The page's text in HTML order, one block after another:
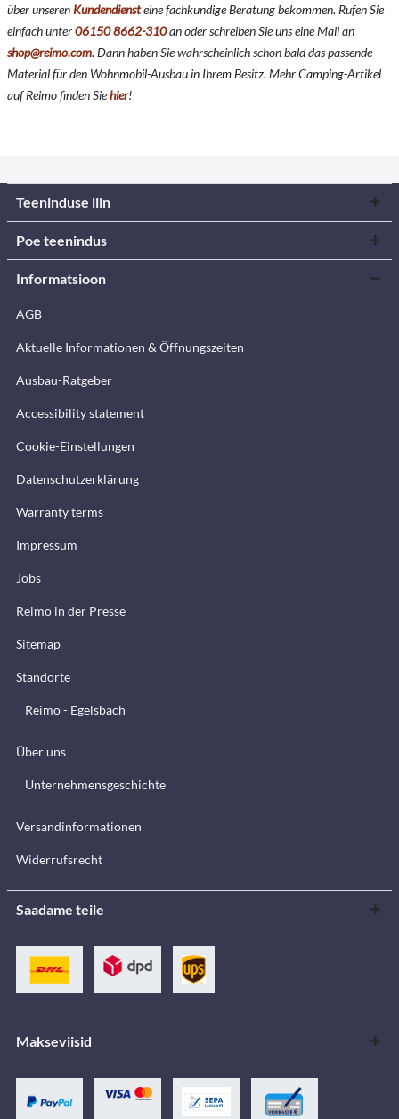
über unseren Kundendiensteine fachkundige Beratung bekommen. Rufen Sie
einfach unter06150 8662-310an oder schreiben Sie uns eine Mail an
shop@reimo.com. Dann haben Sie wahrscheinlich schon bald das passende
Material für den Wohnmobil-Ausbau in Ihrem Besitz. Mehr Camping-Artikel
auf Reimo finden Siehier!
Teeninduse liin
Poe teenindus
Informatsioon
AGB
Aktuelle Informationen & Öffnungszeiten
Ausbau-Ratgeber
Accessibility statement
Cookie-Einstellungen
Datenschutzerklärung
Warranty terms
Impressum
Jobs
Reimo in der Presse
Sitemap
Standorte
Reimo - Egelsbach
Über uns
Unternehmensgeschichte
Versandinformationen
Widerrufsrecht
Saadame teile
Makseviisid